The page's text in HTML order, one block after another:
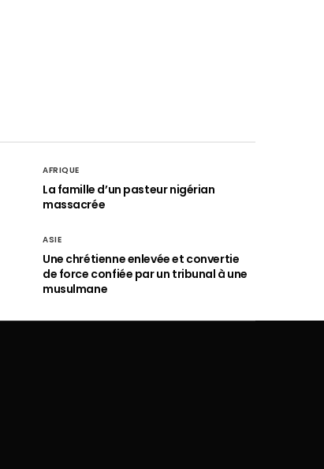
AFRIQUE
La famille d’un pasteur nigérian
massacrée
ASIE
Une chrétienne enlevée et convertie
de force confiée par un tribunal à une
musulmane